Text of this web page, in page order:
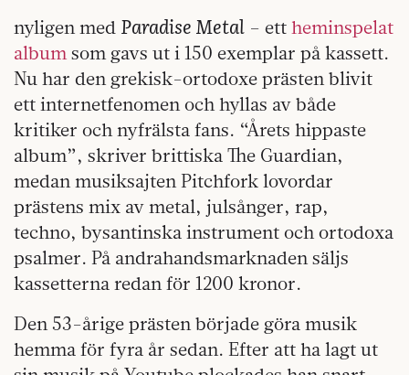
nyligen med Paradise Metal – ett heminspelat
albumsom gavs ut i 150 exemplar på kassett.
Nu har den grekisk-ortodoxe prästen blivit
ett internetfenomen och hyllas av både
kritiker och nyfrälsta fans. “Årets hippaste
album”, skriver brittiska The Guardian,
medan musiksajten Pitchfork lovordar
prästens mix av metal, julsånger, rap,
techno, bysantinska instrument och ortodoxa
psalmer. På andrahandsmarknaden säljs
kassetterna redan för 1200 kronor.
Den 53-årige prästen började göra musik
hemma för fyra år sedan. Efter att ha lagt ut